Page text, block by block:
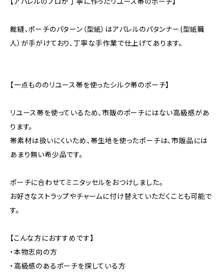
裁縫、ポーチのパターン（型紙）はアパレルのパタンナー(型紙職
人）が手がけており、丁寧な手作業で仕上げてあります。
【一点もののリユース帯を使ったシルク帯のポーチ】
リユース帯を使っているため、市販のポーチにはない高級感があ
ります。
帯素材は扱いにくいため、帯生地を使ったポーチは、市販品には
あまり無い希少品です。
ポーチに合わせてミニタッセルをおつけしました。
お好きなストラップやチャームに付け替えていただくことも可能で
す。
【こんな方におすすめです】
・本物志向の方
・高級感のあるポーチを探している方